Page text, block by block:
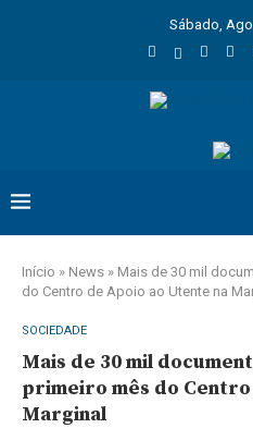
Sábado,
Início » News » Mais de 30 mil
do Centro de Apoio ao Utente na
SOCIEDADE
Mais de 30 mil
primeiro mês do
Marginal